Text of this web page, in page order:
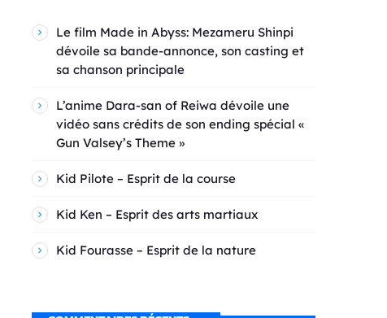
Le film Made in Abyss: Mezameru Shinpi
dévoile sa bande-annonce, son casting et
sa chanson principale
L’anime Dara-san of Reiwa dévoile une
vidéo sans crédits de son ending spécial «
Gun Valsey’s Theme »
Kid Pilote – Esprit de la course
Kid Ken – Esprit des arts martiaux
Kid Fourasse – Esprit de la nature